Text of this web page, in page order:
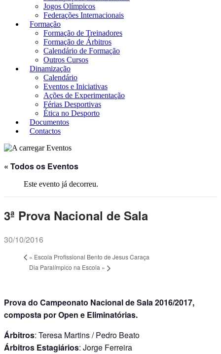
Jogos Olímpicos
Federações Internacionais
Formação
Formação de Treinadores
Formação de Árbitros
Calendário de Formação
Outros Cursos
Dinamização
Calendário
Eventos e Iniciativas
Ações de Experimentação
Férias Desportivas
Ética no Desporto
Documentos
Contactos
« Todos os Eventos
Este evento já decorreu.
3ª Prova Nacional de Sala
30/10/2016
« Escola Profissional Bento de Jesus Caraça
Dia Paralímpico na Escola »
Prova do Campeonato Nacional de Sala 2016/2017,
composta por Open e Eliminatórias.
Árbitros: Teresa Martins / Pedro Beato
Árbitros Estagiários: Jorge Ferreira